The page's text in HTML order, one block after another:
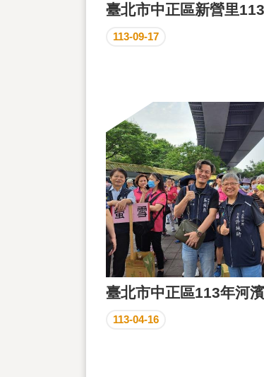
113-09-17
臺北市中正區113年河
113-04-16